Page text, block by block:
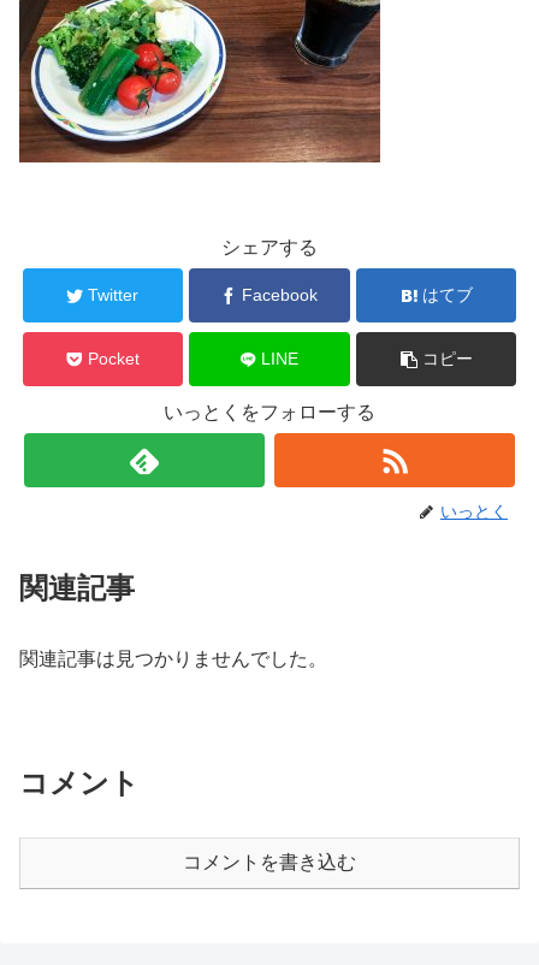
シェアする
Twitter Facebook はてブ
Pocket LINE コピー
いっとくをフォローする
いっとく
関連記事
関連記事は見つかりませんでした。
コメント
コメントを書き込む